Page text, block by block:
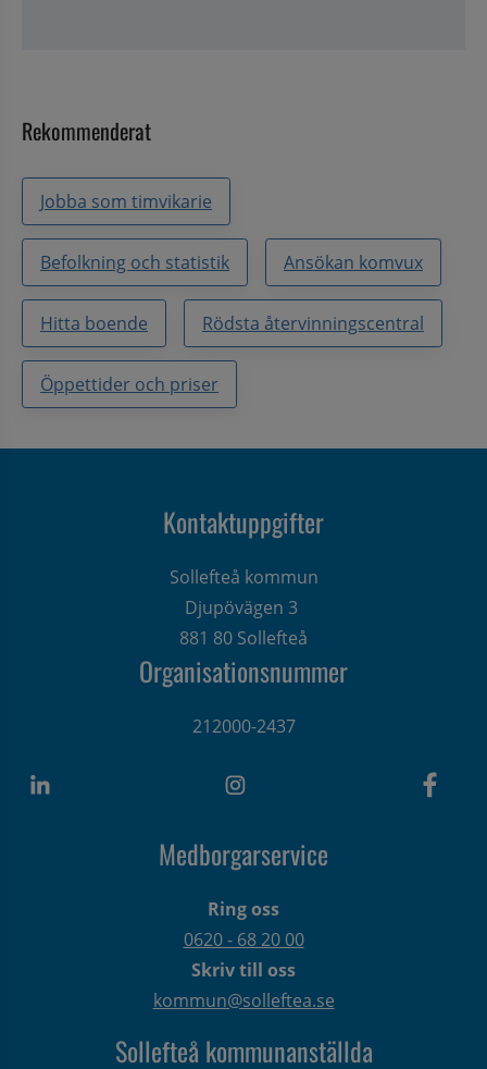
Rekommenderat
Jobba som timvikarie
Befolkning och statistik Ansökan komvux
Hitta boende Rödsta återvinningscentral
Öppettider och priser
Kontaktuppgifter
Sollefteå kommun
Djupövägen 3
881 80 Sollefteå
Organisationsnummer
212000-2437
Medborgarservice
Ring oss
0620 - 68 20 00
Skriv till oss
kommun@solleftea.se
Sollefteå kommunanställda